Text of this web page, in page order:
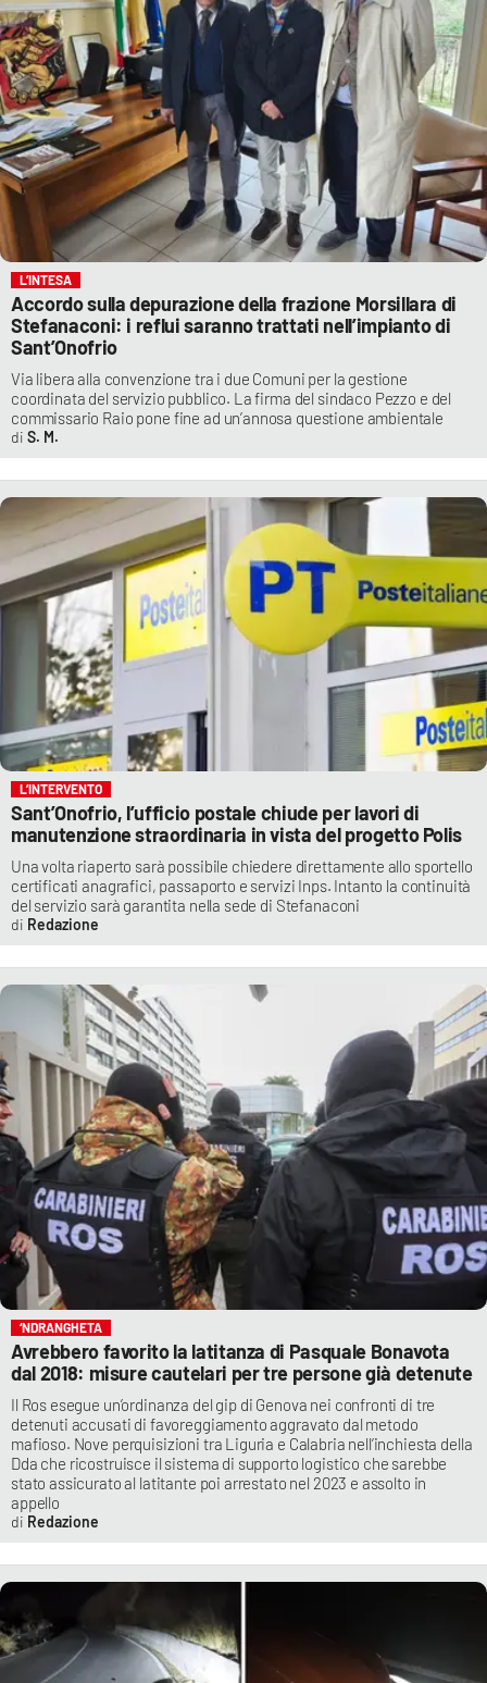
L’INTESA
Accordo sulla depurazione della frazione Morsillara di
Stefanaconi: i reflui saranno trattati nell’impianto di
Sant’Onofrio
Via libera alla convenzione tra i due Comuni per la gestione
coordinata del servizio pubblico. La firma del sindaco Pezzo e del
commissario Raio pone fine ad un’annosa questione ambientale
S. M.
L’INTERVENTO
Sant’Onofrio, l’ufficio postale chiude per lavori di
manutenzione straordinaria in vista del progetto Polis
Una volta riaperto sarà possibile chiedere direttamente allo sportello
certificati anagrafici, passaporto e servizi Inps. Intanto la continuità
del servizio sarà garantita nella sede di Stefanaconi
Redazione
‘NDRANGHETA
Avrebbero favorito la latitanza di Pasquale Bonavota
dal 2018: misure cautelari per tre persone già detenute
Il Ros esegue un’ordinanza del gip di Genova nei confronti di tre
detenuti accusati di favoreggiamento aggravato dal metodo
mafioso. Nove perquisizioni tra Liguria e Calabria nell’inchiesta della
Dda che ricostruisce il sistema di supporto logistico che sarebbe
stato assicurato al latitante poi arrestato nel 2023 e assolto in
appello
Redazione